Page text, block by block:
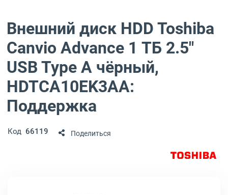
Внешний диск HDD Toshiba
Canvio Advance 1 ТБ 2.5"
USB Type A чёрный,
HDTCA10EK3AA:
Поддержка
Код 66119 Поделиться